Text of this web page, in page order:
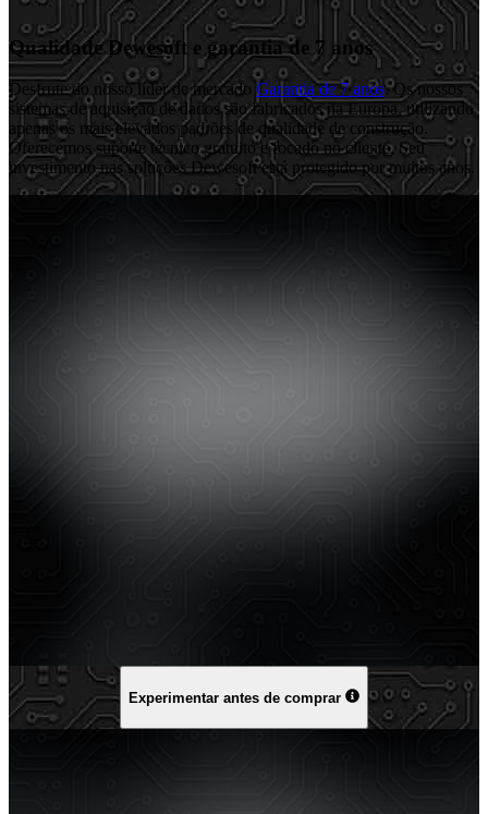
Qualidade Dewesoft e garantia de 7 anos
Desfrute do nosso líder de mercado Garantia de 7 anos. Os nossos
sistemas de aquisição de dados são fabricados na Europa, utilizando
apenas os mais elevados padrões de qualidade de construção.
Oferecemos suporte técnico gratuito e focado no cliente. Seu
investimento nas soluções Dewesoft está protegido por muitos anos.
Experimentar antes de comprar